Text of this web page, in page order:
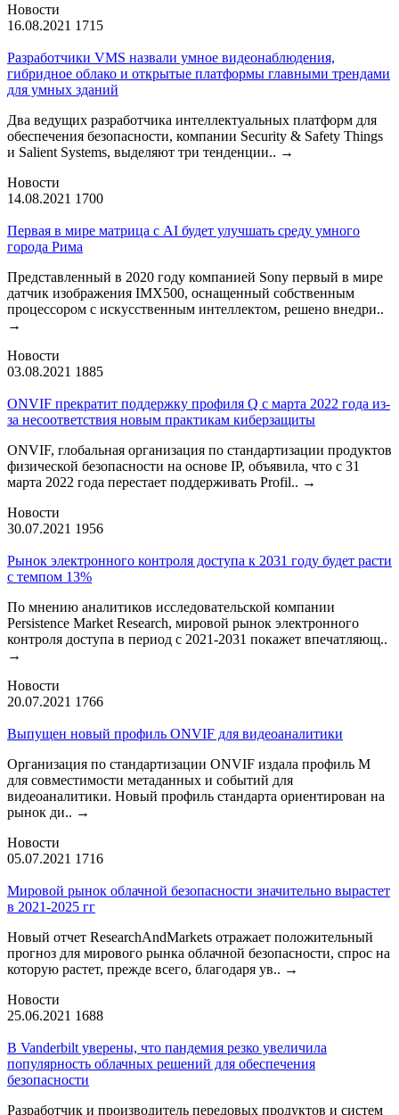
Новости
16.08.2021 1715
Разработчики VMS назвали умное видеонаблюдения,
гибридное облако и открытые платформы главными трендами
для умных зданий
Два ведущих разработчика интеллектуальных платформ для
обеспечения безопасности, компании Security & Safety Things
и Salient Systems, выделяют три тенденции.. →
Новости
14.08.2021 1700
Первая в мире матрица с AI будет улучшать среду умного
города Рима
Представленный в 2020 году компанией Sony первый в мире
датчик изображения IMX500, оснащенный собственным
процессором с искусственным интеллектом, решено внедри..
→
Новости
03.08.2021 1885
ONVIF прекратит поддержку профиля Q с марта 2022 года из-
за несоответствия новым практикам киберзащиты
ONVIF, глобальная организация по стандартизации продуктов
физической безопасности на основе IP, объявила, что с 31
марта 2022 года перестает поддерживать Profil.. →
Новости
30.07.2021 1956
Рынок электронного контроля доступа к 2031 году будет расти
с темпом 13%
По мнению аналитиков исследовательской компании
Persistence Market Research, мировой рынок электронного
контроля доступа в период с 2021-2031 покажет впечатляющ..
→
Новости
20.07.2021 1766
Выпущен новый профиль ONVIF для видеоаналитики
Организация по стандартизации ONVIF издала профиль М
для совместимости метаданных и событий для
видеоаналитики. Новый профиль стандарта ориентирован на
рынок ди.. →
Новости
05.07.2021 1716
Мировой рынок облачной безопасности значительно вырастет
в 2021-2025 гг
Новый отчет ResearchAndMarkets отражает положительный
прогноз для мирового рынка облачной безопасности, спрос на
которую растет, прежде всего, благодаря ув.. →
Новости
25.06.2021 1688
В Vanderbilt уверены, что пандемия резко увеличила
популярность облачных решений для обеспечения
безопасности
Разработчик и производитель передовых продуктов и систем